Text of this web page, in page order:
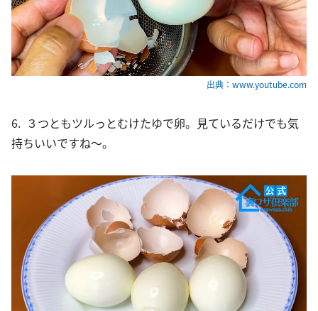
出典：www.youtube.com
6. ３つともツルっとむけたゆで卵。見ているだけでも気
持ちいいですね〜。